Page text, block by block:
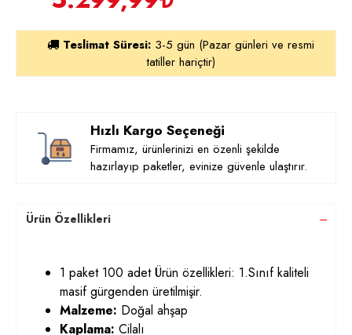
Teslimat Süresi: 3-5 gün (Pazar günleri ve resmi
tatiller hariçtir)
Hızlı Kargo Seçeneği
Firmamız, ürünlerinizi en özenli şekilde
hazırlayıp paketler, evinize güvenle ulaştırır.
Ürün Özellikleri
1 paket 100 adet Ürün özellikleri: 1.Sınıf kaliteli
masif gürgenden üretilmişir.
Malzeme: Doğal ahşap
Kaplama: Cilalı